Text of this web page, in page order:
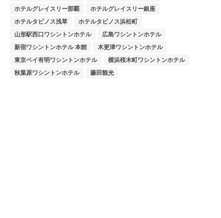
ホテルグレイスリー那覇
ホテルグレイスリー銀座
ホテルタビノス浅草
ホテルタビノス浜松町
山形駅西口ワシントンホテル
広島ワシントンホテル
新宿ワシントンホテル 本館
木更津ワシントンホテル
東京ベイ有明ワシントンホテル
横浜桜木町ワシントンホテル
秋葉原ワシントンホテル
藤田観光